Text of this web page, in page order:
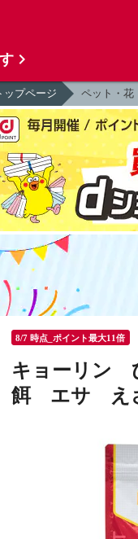
ップページ ペット・花
8/7 時点_ポイント最大11倍
キョーリン
餌 エサ え